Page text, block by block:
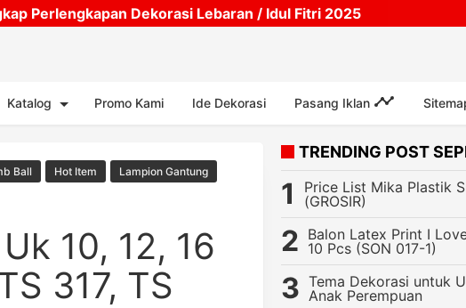
Skip to main content
Perlengkapan Dekorasi Lebaran / Idul Fitri 2025
Katalog Promo Kami Ide Dekorasi Pasang Iklan
Ball Hot Item
Lampion Gantung
10, 12, 16
317, TS
TRENDING POST
Price List Mika Plastik
(GROSIR)
Balon Latex Print I
10 Pcs (SON 017-1)
Tema Dekorasi untuk
Anak Perempuan